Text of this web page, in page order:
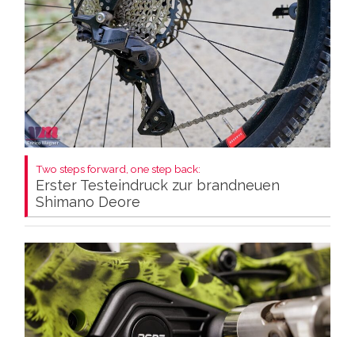
Two steps forward, one step back:
Erster Testeindruck zur brandneuen
Shimano Deore